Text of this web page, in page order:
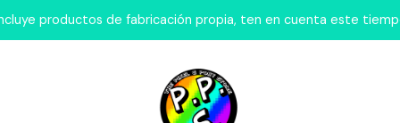
productos de fabricación propia, ten en cuenta este
Nosotros FlashCards Flashcard - Alicia Wonderland
|
Flashcard